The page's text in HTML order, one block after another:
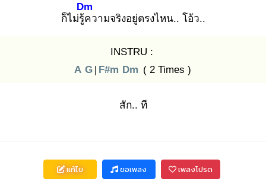
ก็ไม่รู้ค
Dm
วามจริงอยู่ตรงไหน.. โอ้ว..
INSTRU :
A G | F#m Dm ( 2 Times )
สัก.. ที
แก้ไข ขอเพลง เพลงโปรด